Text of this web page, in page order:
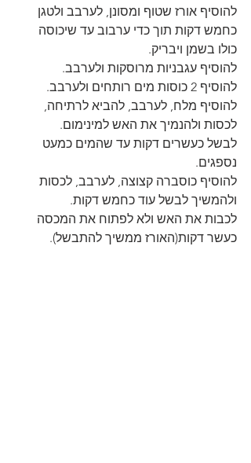
להוסיף אורז שטוף ומסונן, לערבב ולטגן
כחמש דקות תוך כדי ערבוב עד שיכוסה
כולו בשמן ויבריק.
להוסיף עגבניות מרוסקות ולערבב.
להוסיף 2 כוסות מים רותחים ולערבב.
להוסיף מלח, לערבב, להביא לרתיחה,
לכסות ולהנמיך את האש למינימום.
לבשל כעשרים דקות עד שהמים כמעט
נספגים.
להוסיף כוסברה קצוצה, לערבב, לכסות
ולהמשיך לבשל עוד כחמש דקות.
לכבות את האש ולא לפתוח את המכסה
כעשר דקות(האורז ממשיך להתבשל).